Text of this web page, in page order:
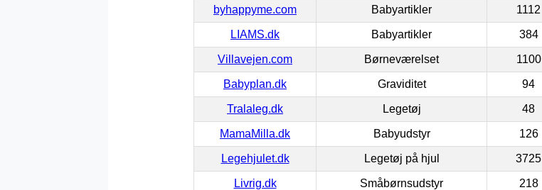
byhappyme.com Babyartikler 1112
LIAMS.dk Babyartikler 384
Villavejen.com Børneværelset 1100
Babyplan.dk Graviditet 94
Tralaleg.dk Legetøj 48
MamaMilla.dk Babyudstyr 126
Legehjulet.dk Legetøj på hjul 3725
Livrig.dk Småbørnsudstyr 218